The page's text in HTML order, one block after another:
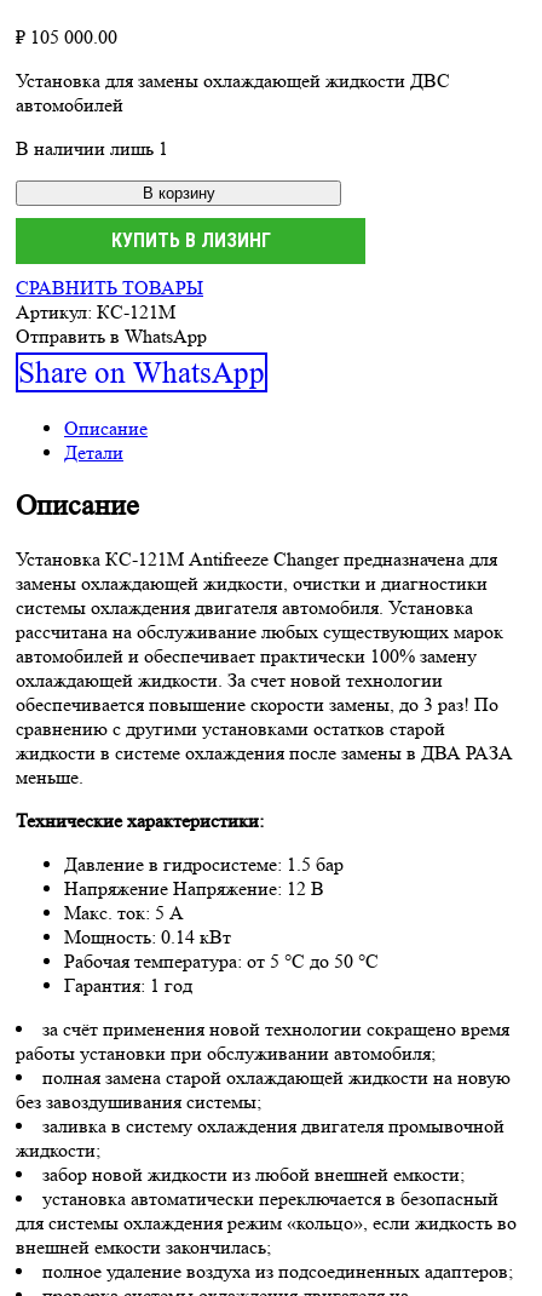
₽ 105 000.00
Установка для замены охлаждающей жидкости ДВС
автомобилей
В наличии лишь 1
В корзину
КУПИТЬ В ЛИЗИНГ
СРАВНИТЬ ТОВАРЫ
Артикул: КС-121М
Отправить в WhatsApp
Share on WhatsApp
Описание
Детали
Описание
Установка КС-121М Antifreeze Changer предназначена для
замены охлаждающей жидкости, очистки и диагностики
системы охлаждения двигателя автомобиля. Установка
рассчитана на обслуживание любых существующих марок
автомобилей и обеспечивает практически 100% замену
охлаждающей жидкости. За счет новой технологии
обеспечивается повышение скорости замены, до 3 раз! По
сравнению с другими установками остатков старой
жидкости в системе охлаждения после замены в ДВА РАЗА
меньше.
Технические характеристики:
Давление в гидросистеме: 1.5 бар
Напряжение Напряжение: 12 В
Макс. ток: 5 А
Мощность: 0.14 кВт
Рабочая температура: от 5 °С до 50 °С
Гарантия: 1 год
за счёт применения новой технологии сокращено время
работы установки при обслуживании автомобиля;
полная замена старой охлаждающей жидкости на новую
без завоздушивания системы;
заливка в систему охлаждения двигателя промывочной
жидкости;
забор новой жидкости из любой внешней емкости;
установка автоматически переключается в безопасный
для системы охлаждения режим «кольцо», если жидкость во
внешней емкости закончилась;
полное удаление воздуха из подсоединенных адаптеров;